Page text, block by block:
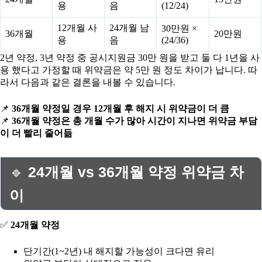
용 음 (12/24)
36개월
12개월 사
용
24개월 남
음
30만원 ×
(24/36)
20만원
2년 약정, 3년 약정 중 공시지원금 30만 원을 받고 둘 다 1년을 사
용 했다고 가정할 때 위약금은 약 5만 원 정도 차이가 납니다. 따
라서 다음과 같은 결론을 내볼 수 있습니다.
📌 36개월 약정일 경우 12개월 후 해지 시 위약금이 더 큼
📌 36개월 약정은 총 개월 수가 많아 시간이 지나면 위약금 부담
이 더 빨리 줄어듦
🔹 24개월 vs 36개월 약정 위약금 차
이
✅ 24개월 약정
단기간(1~2년) 내 해지할 가능성이 크다면 유리